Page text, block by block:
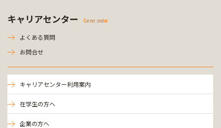
キャリアセンター Career center
よくある質問
お問合せ
キャリアセンター利用案内
在学生の方へ
企業の方へ